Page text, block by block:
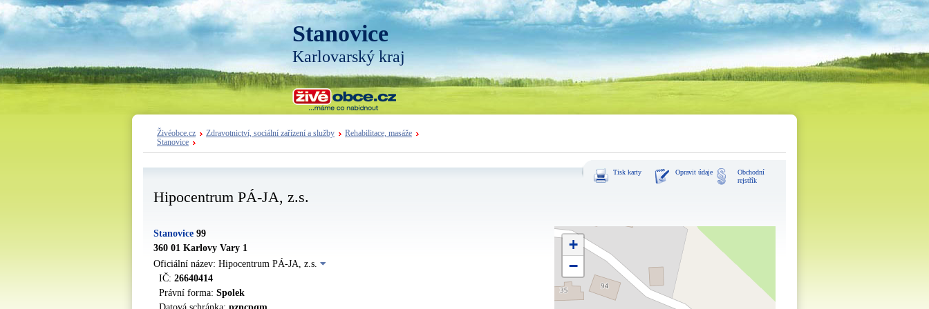
Stanovice
Karlovarský kraj
Živéobce.cz Zdravotnictví, sociální zařízení a služby
Rehabilitace, masáže
Stanovice
Tisk karty Opravit údaje
Obchodní
rejstřík
Hipocentrum PÁ-JA, z.s.
Stanovice 99
360 01 Karlovy Vary 1
Oficiální název: Hipocentrum PÁ-JA, z.s.
IČ: 26640414
Právní forma: Spolek
+
−